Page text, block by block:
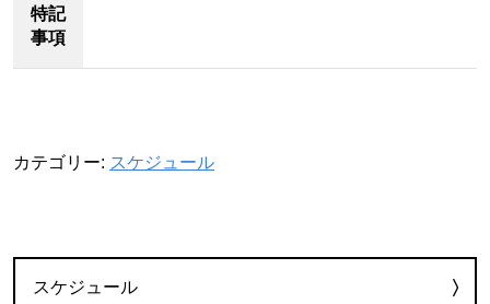
特記
事項
カテゴリー: スケジュール
スケジュール